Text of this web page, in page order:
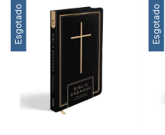
Esgotado Esgotado